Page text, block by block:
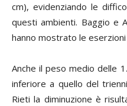
cm), evidenziando le
questi ambienti. Baggio e
hanno mostrato le
Anche il peso medio delle
inferiore a quello del
Rieti la diminuzione è